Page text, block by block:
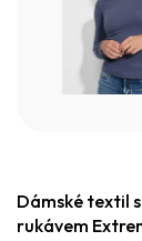
Dámské textil
rukávem